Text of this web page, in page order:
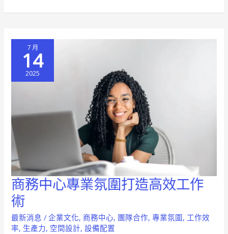
7 月
14
2025
商務中心專業氛圍打造高效工作
術
最新消息 /企業文化, 商務中心, 團隊合作,專業氛圍, 工作效
率, 生產力, 空間設計,設備配置
商
務
中
心